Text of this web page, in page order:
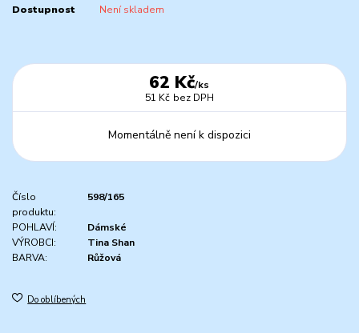
Dostupnost Není skladem
62 Kč/ks
51 Kč bez DPH
Momentálně není k dispozici
Číslo
produktu:
598/165
POHLAVÍ:
Dámské
VÝROBCI:
Tina Shan
BARVA:
Růžová
Do oblíbených